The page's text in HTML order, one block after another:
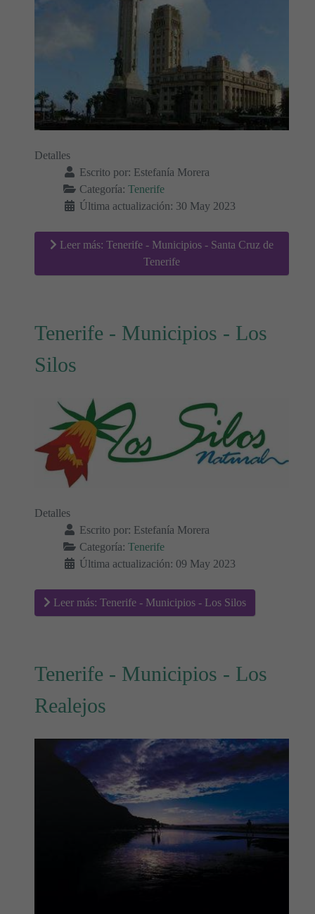
Detalles
Escrito por: Estefanía Morera
Categoría: Tenerife
Última actualización: 30 May 2023
Leer más: Tenerife - Municipios - Santa Cruz de
Tenerife
Tenerife - Municipios - Los
Silos
Detalles
Escrito por: Estefanía Morera
Categoría: Tenerife
Última actualización: 09 May 2023
Leer más: Tenerife - Municipios - Los Silos
Tenerife - Municipios - Los
Realejos